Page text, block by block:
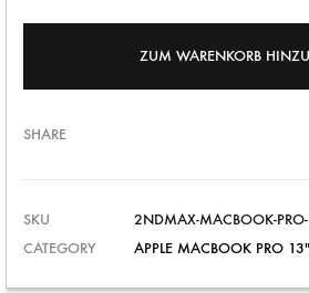
ZUM WARENKORB
SHARE
SKU
2NDMAX-MACBOOK-
CATEGORY
APPLE MACBOOK PRO 13"